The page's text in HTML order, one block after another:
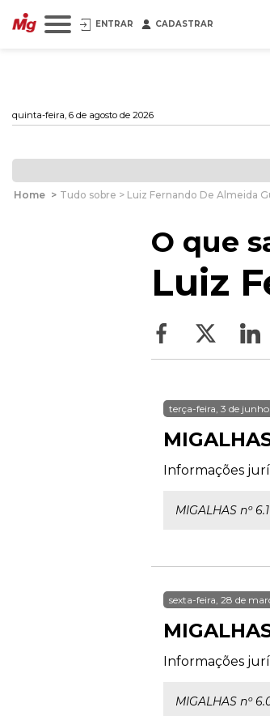
ENTRAR CADASTRAR
quinta-feira, 6 de agosto de 2026
Home > Tudo sobre > Luiz Fernando De Almeida
O que
Luiz
terça-feira, 3 de
Informações
MIGALHAS nº
sexta-feira, 28 de
Informações
MIGALHAS nº